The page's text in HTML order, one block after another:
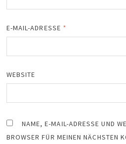
E-MAIL-ADRESSE *
WEBSITE
NAME, E-MAIL-ADRESSE UND
BROWSER FÜR MEINEN NÄCHSTEN